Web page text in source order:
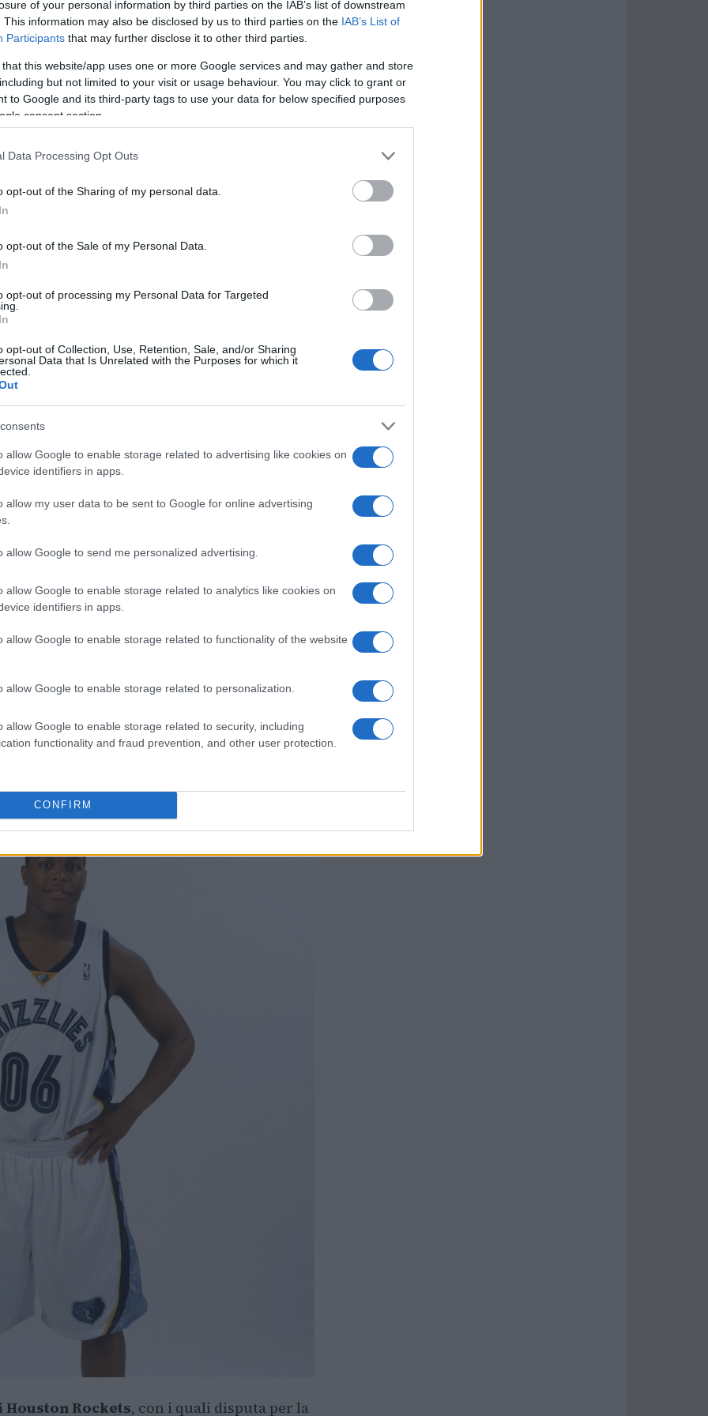
of your personal information by third parties on the IAB’s list of downstream
This information may also be disclosed by us to third parties on the IAB’s List of
Participants that may further disclose it to other third parties.
that this website/app uses one or more Google services and may gather and store
but not limited to your visit or usage behaviour. You may click to grant or
to Google and its third-party tags to use your data for below specified purposes
consent section.
Data Processing Opt Outs
opt-out of the Sharing of my personal data.
opt-out of the Sale of my Personal Data.
opt-out of processing my Personal Data for Targeted
opt-out of Collection, Use, Retention, Sale, and/or Sharing
Data that Is Unrelated with the Purposes for which it
allow Google to enable storage related to advertising like cookies on
identifiers in apps.
allow my user data to be sent to Google for online advertising
allow Google to send me personalized advertising.
allow Google to enable storage related to analytics like cookies on
identifiers in apps.
allow Google to enable storage related to functionality of the website
allow Google to enable storage related to personalization.
allow Google to enable storage related to security, including
functionality and fraud prevention, and other user protection.
CONFIRM
si separarono quando lui era bambino e il
e la nonna crebbero da sole Kyle, suo
ma con una grande passione per
la
accoglie a braccia aperte e gli affida la
la 24esima scelta al primo giro, ma la
ci si aspettava. Kyle cade male
dopo sole 10 partite disputate.
e cestistica, nella stagione 2008-2009
di affidare la squadra all’amicoMike
Rockets, con i quali disputa per la